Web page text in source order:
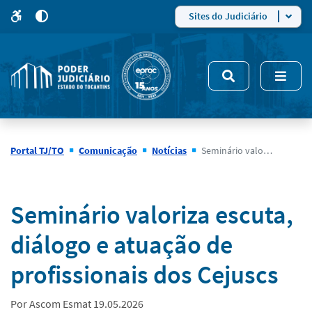
site
5
modo
de
alto
Sites do Judiciário
Portal TJ/TO Comunicação Notícias Seminário valoriza escuta, diálogo e atuação de profissionais dos Cejuscs
Notícias
Seminário valoriza escuta,
diálogo e atuação de
profissionais dos Cejuscs
Por Ascom Esmat 19.05.2026